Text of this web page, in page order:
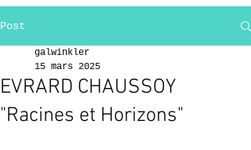
Post
EVRARD CHAUSSOY
"Racines et Horizons"
galwinkler
15 mars 2025